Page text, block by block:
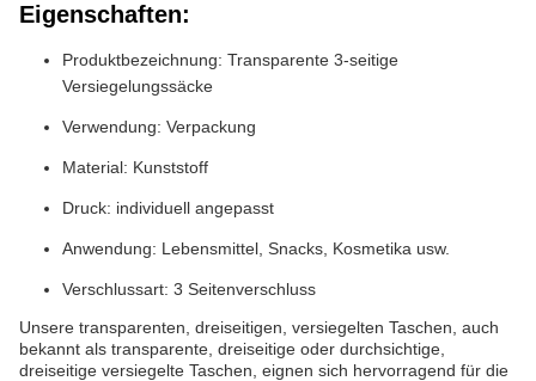
Eigenschaften:
Produktbezeichnung: Transparente 3-seitige
Versiegelungssäcke
Verwendung: Verpackung
Material: Kunststoff
Druck: individuell angepasst
Anwendung: Lebensmittel, Snacks, Kosmetika usw.
Verschlussart: 3 Seitenverschluss
Unsere transparenten, dreiseitigen, versiegelten Taschen, auch
bekannt als transparente, dreiseitige oder durchsichtige,
dreiseitige versiegelte Taschen, eignen sich hervorragend für die